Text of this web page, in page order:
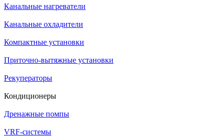
Канальные нагреватели
Канальные охладители
Компактные установки
Приточно-вытяжные установки
Рекуператоры
Кондиционеры
Дренажные помпы
VRF-системы